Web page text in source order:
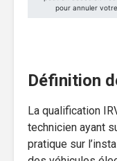
Définition
La qualification
technicien ayant
pratique sur